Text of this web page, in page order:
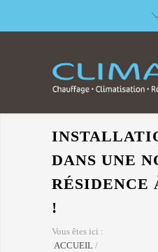
DANS UNE
RÉSIDENCE
!
Vous êtes ici :
ACCUEIL /